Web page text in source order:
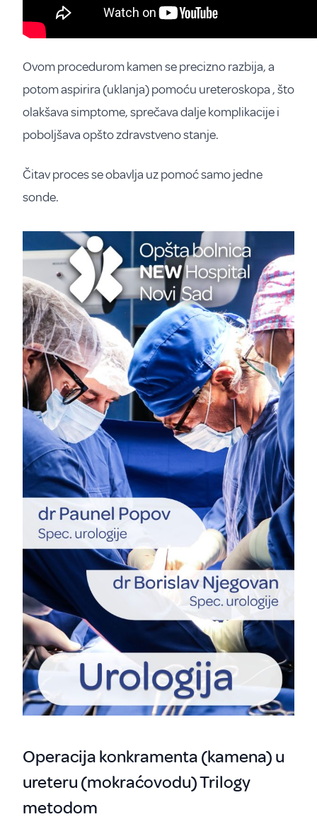
Ovom procedurom kamen se precizno razbija, a
potom aspirira (uklanja) pomoću ureteroskopa , što
olakšava simptome, sprečava dalje komplikacije i
poboljšava opšto zdravstveno stanje.
Čitav proces se obavlja uz pomoć samo jedne
sonde.
Operacija konkramenta (kamena) u
ureteru (mokraćovodu) Trilogy
metodom